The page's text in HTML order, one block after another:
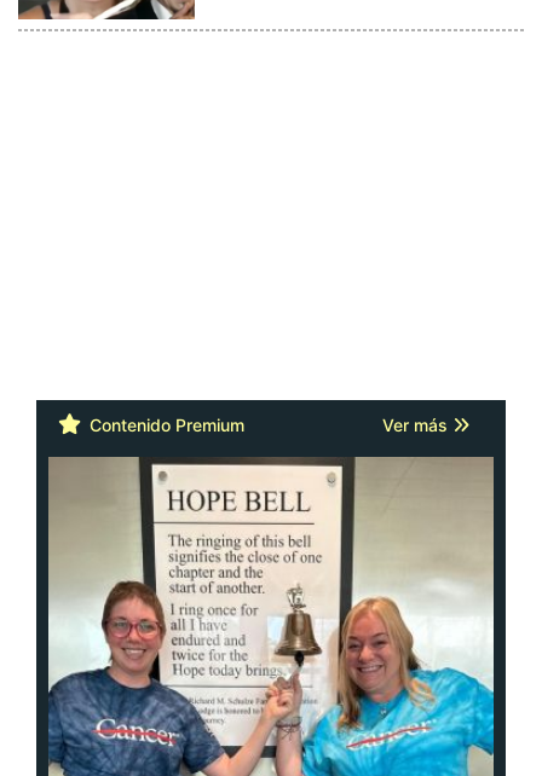
Contenido Premium Ver más